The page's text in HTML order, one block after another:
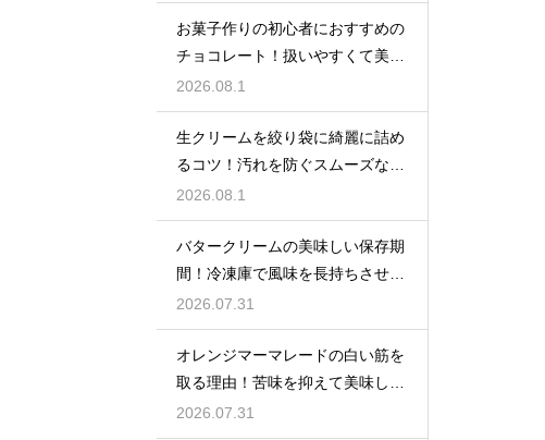
お菓子作りの初心者におすすめの
チョコレート！扱いやすくて美味
しい種類を紹介
2026.08.1
生クリームを絞り袋に綺麗に詰め
るコツ！汚れを防ぐスムーズな入
れ方
2026.08.1
バタークリームの美味しい保存期
間！冷凍庫で風味を長持ちさせる
コツ
2026.07.31
オレンジマーマレードの白い筋を
取る理由！苦味を抑えて美味しい
ジャムに仕上げる
2026.07.31